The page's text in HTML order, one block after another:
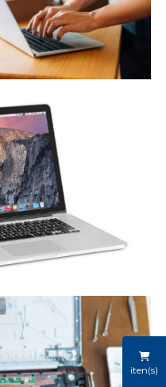
iten(s)